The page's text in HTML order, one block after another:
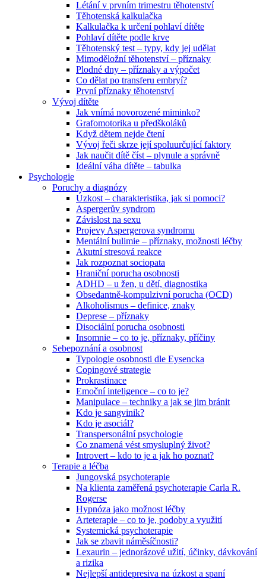
Létání v prvním trimestru těhotenství
Těhotenská kalkulačka
Kalkulačka k určení pohlaví dítěte
Pohlaví dítěte podle krve
Těhotenský test – typy, kdy jej udělat
Mimoděložní těhotenství – příznaky
Plodné dny – příznaky a výpočet
Co dělat po transferu embryí?
První příznaky těhotenství
Vývoj dítěte
Jak vnímá novorozené miminko?
Grafomotorika u předškoláků
Když dětem nejde čtení
Vývoj řeči skrze její spoluurčující faktory
Jak naučit dítě číst – plynule a správně
Ideální váha dítěte – tabulka
Psychologie
Poruchy a diagnózy
Úzkost – charakteristika, jak si pomoci?
Aspergerův syndrom
Závislost na sexu
Projevy Aspergerova syndromu
Mentální bulimie – příznaky, možnosti léčby
Akutní stresová reakce
Jak rozpoznat sociopata
Hraniční porucha osobnosti
ADHD – u žen, u dětí, diagnostika
Obsedantně-kompulzivní porucha (OCD)
Alkoholismus – definice, znaky
Deprese – příznaky
Disociální porucha osobnosti
Insomnie – co to je, příznaky, příčiny
Sebepoznání a osobnost
Typologie osobnosti dle Eysencka
Copingové strategie
Prokrastinace
Emoční inteligence – co to je?
Manipulace – techniky a jak se jim bránit
Kdo je sangvinik?
Kdo je asociál?
Transpersonální psychologie
Co znamená vést smysluplný život?
Introvert – kdo to je a jak ho poznat?
Terapie a léčba
Jungovská psychoterapie
Na klienta zaměřená psychoterapie Carla R.
Rogerse
Hypnóza jako možnost léčby
Arteterapie – co to je, podoby a využití
Systemická psychoterapie
Jak se zbavit náměsíčnosti?
Lexaurin – jednorázové užití, účinky, dávkování
a rizika
Nejlepší antidepresiva na úzkost a spaní